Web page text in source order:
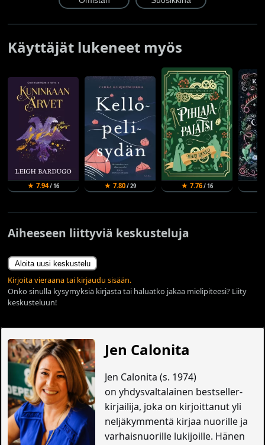
Käyttäjät lukeneet myös
★ 7.94/ 16 ★ 7.80/ 29 ★ 7.76/ 16
Aiheeseen liittyviä keskusteluja
Aloita uusi keskustelu
Kirjoita vieraana tai kirjaudu sisään.
Onko sinulla kysymyksiä kirjasta tai haluatko jakaa mielipiteesi? Liity
keskusteluun!
Jen Calonita
Jen Calonita (s. 1974)
on yhdysvaltalainen bestseller-
kirjailija, joka on kirjoittanut yli
neljäkymmentä kirjaa nuorille ja
varhaisnuorille lukijoille. Hänen